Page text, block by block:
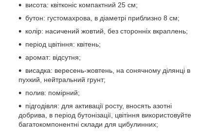
висота: квітконіс компактний 25 см;
бутон: густомахрова, в діаметрі приблизно 8 см;
колір: насичений жовтий, без сторонніх вкраплень;
період цвітіння: квітень;
аромат: відсутня;
висадка: вересень-жовтень, на сонячному ділянці в
пухкий, нейтральний грунт;
полив: помірний;
підгодівля: для активації росту, вносять азотні
добрива, в період бутонізації, цвітіння використовуйте
багатокомпонентні склади для цибулинних;